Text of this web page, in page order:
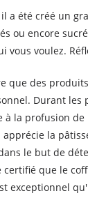
il a été créé un
ou encore
vous voulez.
que des
Durant les
à la profusion
la
le but de
certifié que le
exceptionnel